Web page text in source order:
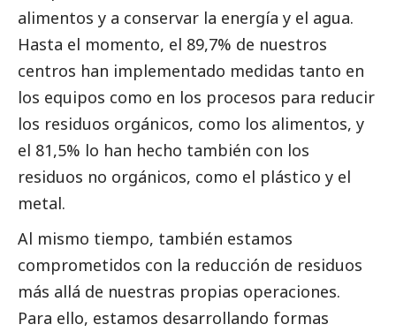
alimentos y a conservar la energía y el agua.
Hasta el momento, el 89,7% de nuestros
centros han implementado medidas tanto en
los equipos como en los procesos para reducir
los residuos orgánicos, como los alimentos, y
el 81,5% lo han hecho también con los
residuos no orgánicos, como el plástico y el
metal.
Al mismo tiempo, también estamos
comprometidos con la reducción de residuos
más allá de nuestras propias operaciones.
Para ello, estamos desarrollando formas